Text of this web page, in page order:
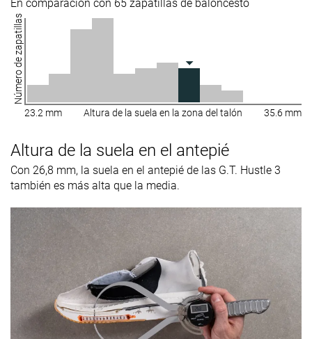
En comparación con 65 zapatillas de baloncesto
Número de zapatillas
23.2 mm Altura de la suela en la zona del talón 35.6 mm
Altura de la suela en el antepié
Con 26,8 mm, la suela en el antepié de las G.T. Hustle 3
también es más alta que la media.